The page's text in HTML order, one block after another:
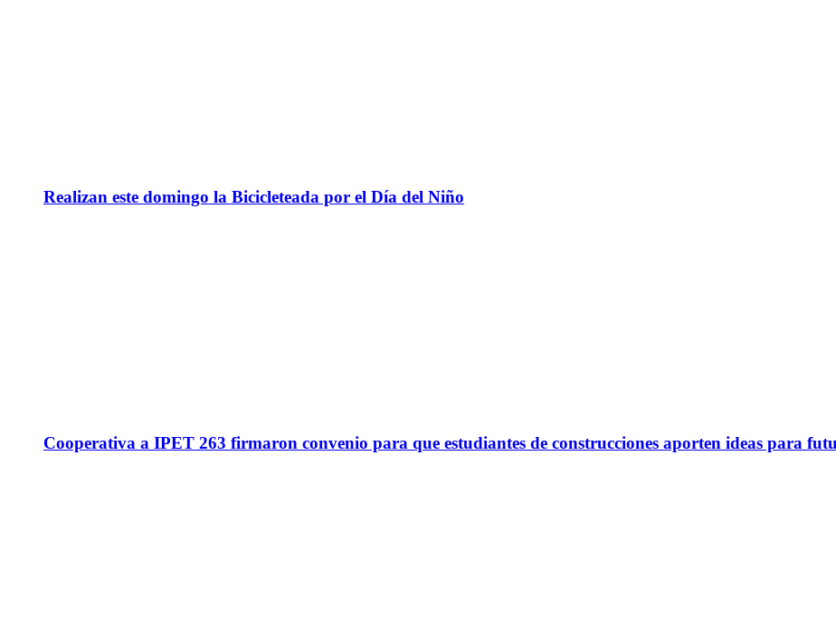
Realizan este domingo la Bicicleteada por el Día del Niño
Cooperativa a IPET 263 firmaron convenio para que estudiantes de construcciones aporten ideas para